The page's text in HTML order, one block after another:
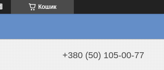
Кошик
+380 (50) 105-00-77